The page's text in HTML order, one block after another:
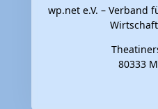
wp.net e.V. – Verband
80333